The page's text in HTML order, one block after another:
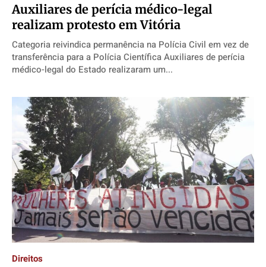
Auxiliares de perícia médico-legal
realizam protesto em Vitória
Categoria reivindica permanência na Polícia Civil em vez de
transferência para a Polícia Científica Auxiliares de perícia
médico-legal do Estado realizaram um...
Direitos